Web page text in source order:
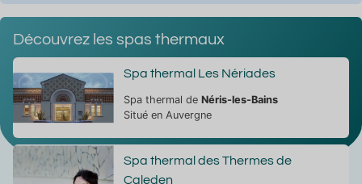
Découvrez les spas thermaux
Spa thermal Les Nériades
Spa thermal de Néris-les-Bains
Situé en Auvergne
Spa thermal des Thermes de
Caleden